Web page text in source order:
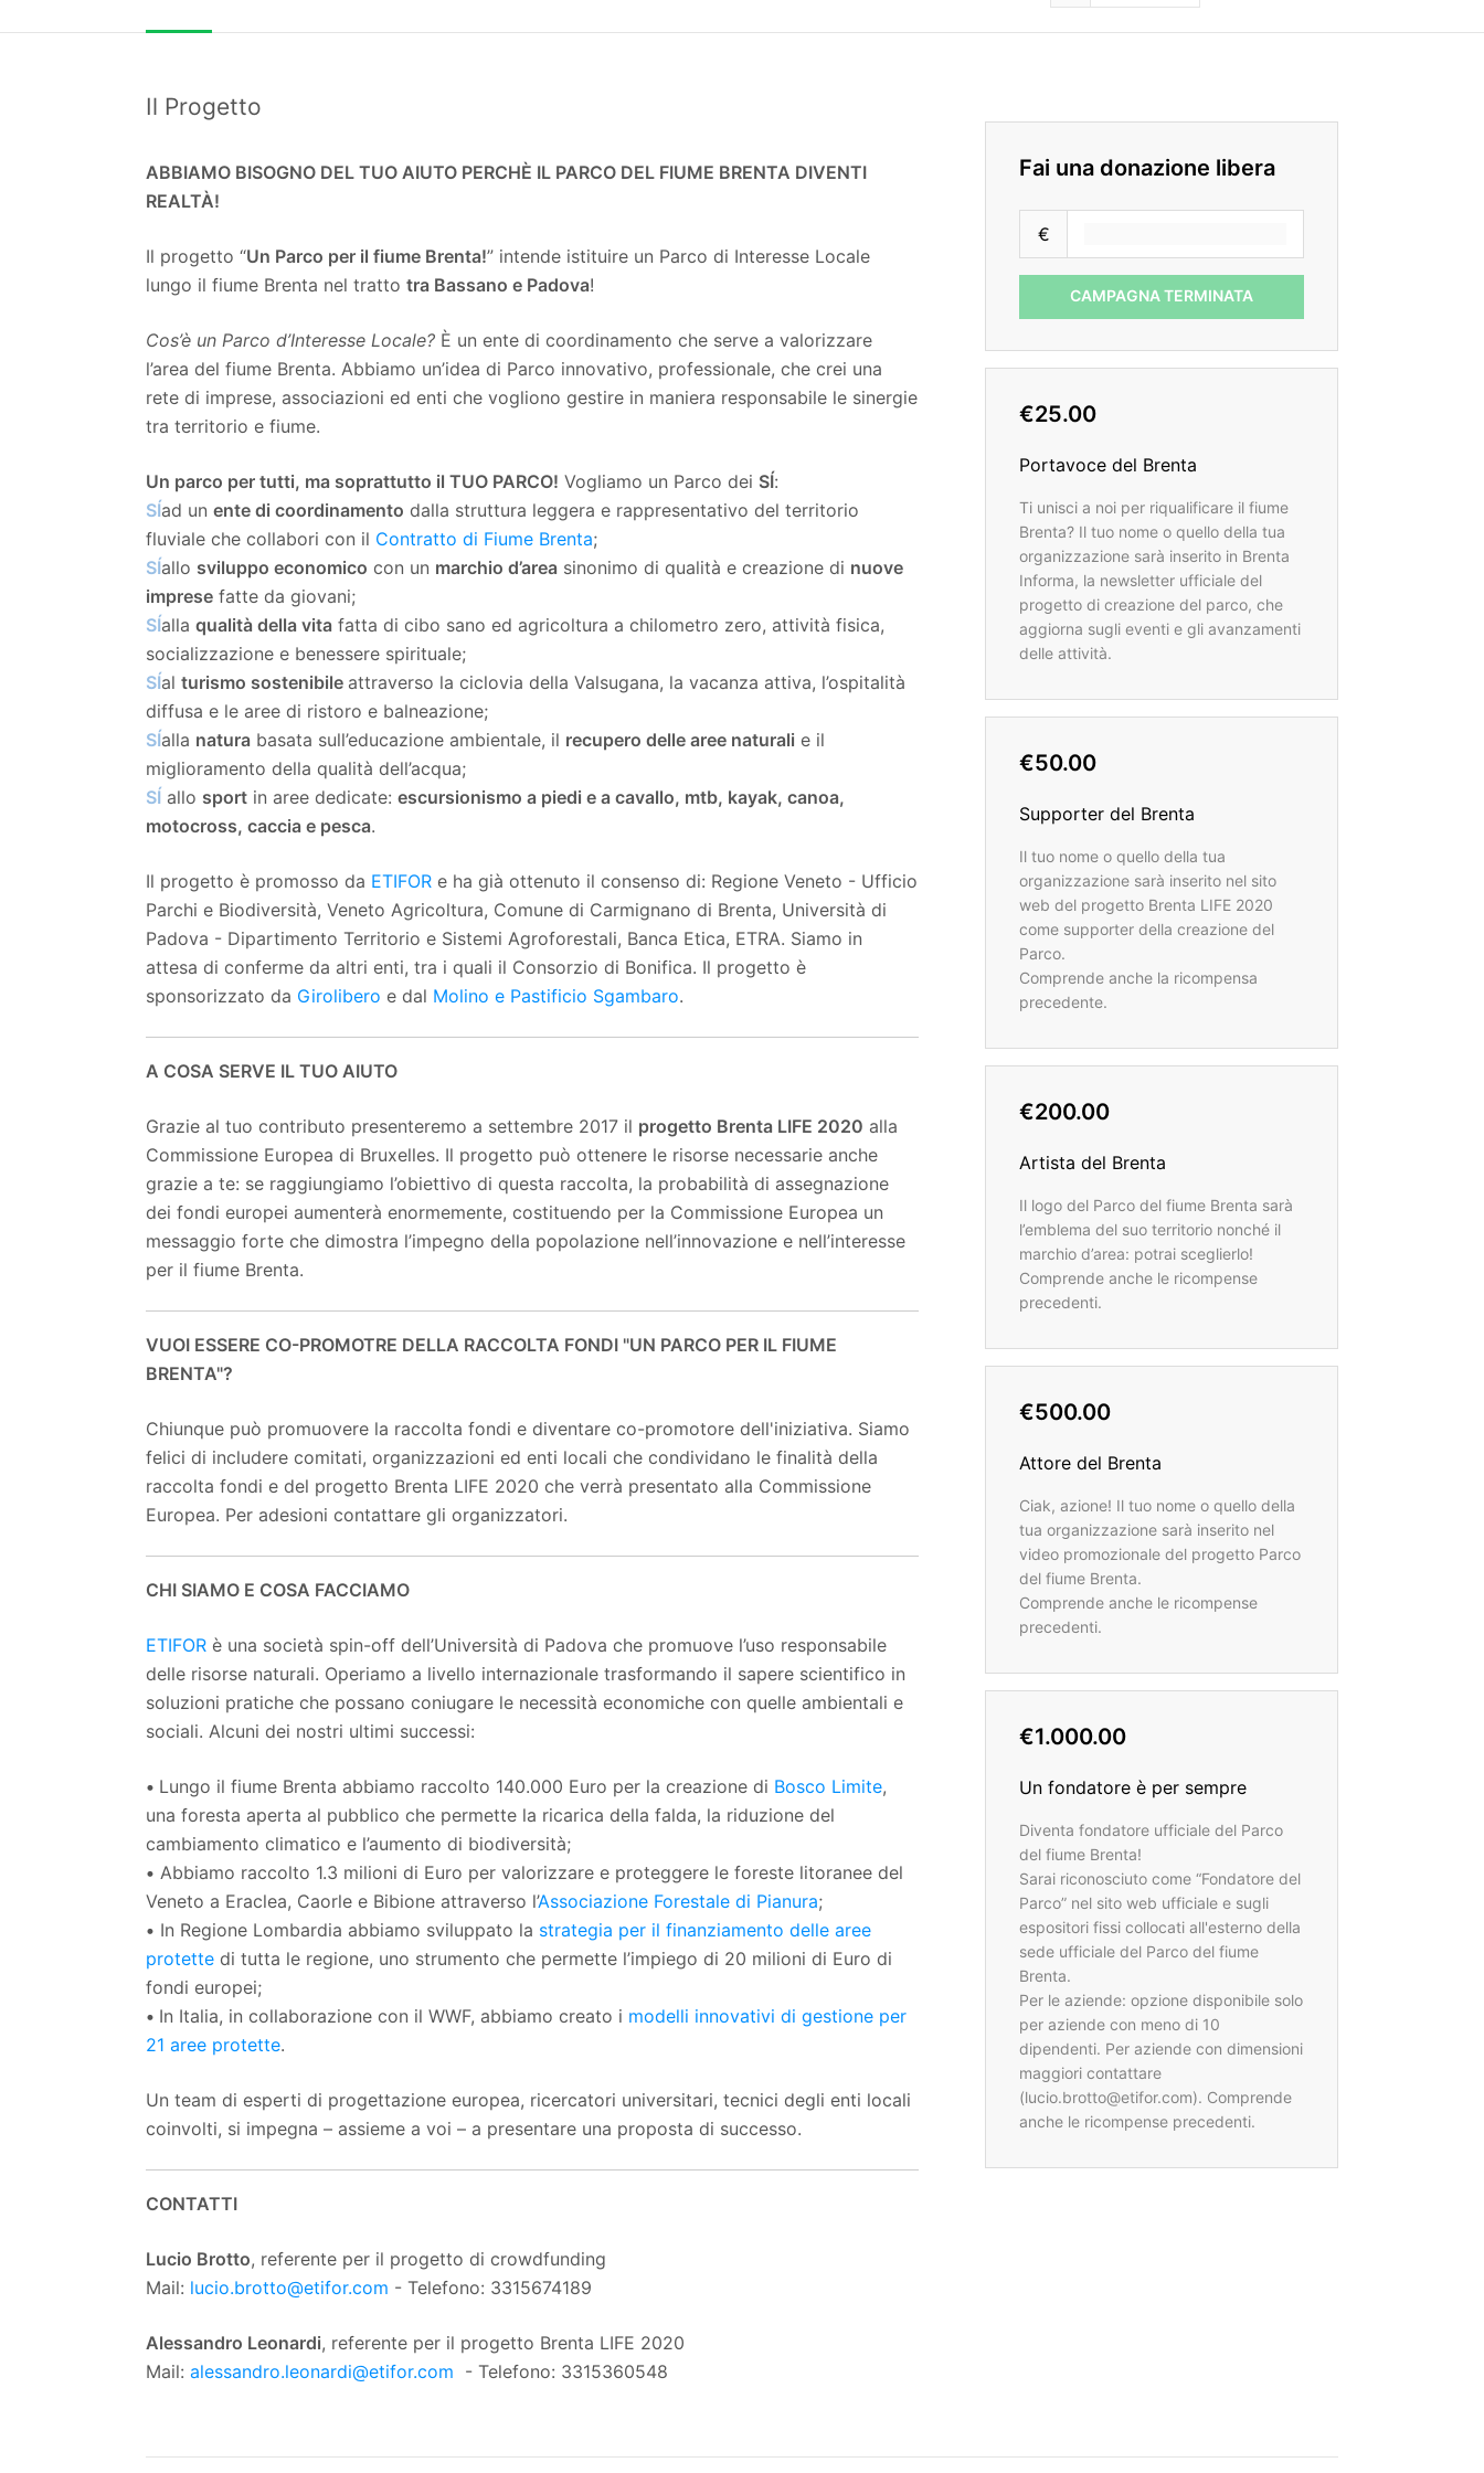
Il Progetto
ABBIAMO BISOGNO DEL TUO AIUTO PERCHÈ IL PARCO DEL FIUME BRENTA DIVENTI
REALTÀ!
Il progetto “Un Parco per il fiume Brenta!” intende istituire un Parco di Interesse Locale
lungo il fiume Brenta nel tratto tra Bassano e Padova!
Cos’è un Parco d’Interesse Locale? È un ente di coordinamento che serve a valorizzare
l’area del fiume Brenta. Abbiamo un’idea di Parco innovativo, professionale, che crei una
rete di imprese, associazioni ed enti che vogliono gestire in maniera responsabile le sinergie
tra territorio e fiume.
Un parco per tutti, ma soprattutto il TUO PARCO! Vogliamo un Parco dei SÍ:
SÍad un ente di coordinamento dalla struttura leggera e rappresentativo del territorio
fluviale che collabori con il Contratto di Fiume Brenta;
SÍallo sviluppo economico con un marchio d’area sinonimo di qualità e creazione di nuove
imprese fatte da giovani;
SÍalla qualità della vita fatta di cibo sano ed agricoltura a chilometro zero, attività fisica,
socializzazione e benessere spirituale;
SÍal turismo sostenibile attraverso la ciclovia della Valsugana, la vacanza attiva, l’ospitalità
diffusa e le aree di ristoro e balneazione;
SÍalla natura basata sull’educazione ambientale, il recupero delle aree naturali e il
miglioramento della qualità dell’acqua;
SÍ allo sport in aree dedicate: escursionismo a piedi e a cavallo, mtb, kayak, canoa,
motocross, caccia e pesca.
Il progetto è promosso da ETIFOR e ha già ottenuto il consenso di: Regione Veneto - Ufficio
Parchi e Biodiversità, Veneto Agricoltura, Comune di Carmignano di Brenta, Università di
Padova - Dipartimento Territorio e Sistemi Agroforestali, Banca Etica, ETRA. Siamo in
attesa di conferme da altri enti, tra i quali il Consorzio di Bonifica. Il progetto è
sponsorizzato da Girolibero e dal Molino e Pastificio Sgambaro.
A COSA SERVE IL TUO AIUTO
Grazie al tuo contributo presenteremo a settembre 2017 il progetto Brenta LIFE 2020 alla
Commissione Europea di Bruxelles. Il progetto può ottenere le risorse necessarie anche
grazie a te: se raggiungiamo l’obiettivo di questa raccolta, la probabilità di assegnazione
dei fondi europei aumenterà enormemente, costituendo per la Commissione Europea un
messaggio forte che dimostra l’impegno della popolazione nell’innovazione e nell’interesse
per il fiume Brenta.
VUOI ESSERE CO-PROMOTRE DELLA RACCOLTA FONDI "UN PARCO PER IL FIUME
BRENTA"?
Chiunque può promuovere la raccolta fondi e diventare co-promotore dell'iniziativa. Siamo
felici di includere comitati, organizzazioni ed enti locali che condividano le finalità della
raccolta fondi e del progetto Brenta LIFE 2020 che verrà presentato alla Commissione
Europea. Per adesioni contattare gli organizzatori.
CHI SIAMO E COSA FACCIAMO
ETIFOR è una società spin-off dell’Università di Padova che promuove l’uso responsabile
delle risorse naturali. Operiamo a livello internazionale trasformando il sapere scientifico in
soluzioni pratiche che possano coniugare le necessità economiche con quelle ambientali e
sociali. Alcuni dei nostri ultimi successi:
• Lungo il fiume Brenta abbiamo raccolto 140.000 Euro per la creazione di Bosco Limite,
una foresta aperta al pubblico che permette la ricarica della falda, la riduzione del
cambiamento climatico e l’aumento di biodiversità;
• Abbiamo raccolto 1.3 milioni di Euro per valorizzare e proteggere le foreste litoranee del
Veneto a Eraclea, Caorle e Bibione attraverso l’Associazione Forestale di Pianura;
• In Regione Lombardia abbiamo sviluppato la strategia per il finanziamento delle aree
protette di tutta le regione, uno strumento che permette l’impiego di 20 milioni di Euro di
fondi europei;
• In Italia, in collaborazione con il WWF, abbiamo creato i modelli innovativi di gestione per
21 aree protette.
Un team di esperti di progettazione europea, ricercatori universitari, tecnici degli enti locali
coinvolti, si impegna – assieme a voi – a presentare una proposta di successo.
CONTATTI
Lucio Brotto, referente per il progetto di crowdfunding
Mail: lucio.brotto@etifor.com - Telefono: 3315674189
Alessandro Leonardi, referente per il progetto Brenta LIFE 2020
Mail: alessandro.leonardi@etifor.com - Telefono: 3315360548
Fai una donazione libera
€
CAMPAGNA TERMINATA
€25.00
Portavoce del Brenta
Ti unisci a noi per riqualificare il fiume
Brenta? Il tuo nome o quello della tua
organizzazione sarà inserito in Brenta
Informa, la newsletter ufficiale del
progetto di creazione del parco, che
aggiorna sugli eventi e gli avanzamenti
delle attività.
€50.00
Supporter del Brenta
Il tuo nome o quello della tua
organizzazione sarà inserito nel sito
web del progetto Brenta LIFE 2020
come supporter della creazione del
Parco.
Comprende anche la ricompensa
precedente.
€200.00
Artista del Brenta
Il logo del Parco del fiume Brenta sarà
l’emblema del suo territorio nonché il
marchio d’area: potrai sceglierlo!
Comprende anche le ricompense
precedenti.
€500.00
Attore del Brenta
Ciak, azione! Il tuo nome o quello della
tua organizzazione sarà inserito nel
video promozionale del progetto Parco
del fiume Brenta.
Comprende anche le ricompense
precedenti.
€1.000.00
Un fondatore è per sempre
Diventa fondatore ufficiale del Parco
del fiume Brenta!
Sarai riconosciuto come “Fondatore del
Parco” nel sito web ufficiale e sugli
espositori fissi collocati all'esterno della
sede ufficiale del Parco del fiume
Brenta.
Per le aziende: opzione disponibile solo
per aziende con meno di 10
dipendenti. Per aziende con dimensioni
maggiori contattare
(lucio.brotto@etifor.com). Comprende
anche le ricompense precedenti.